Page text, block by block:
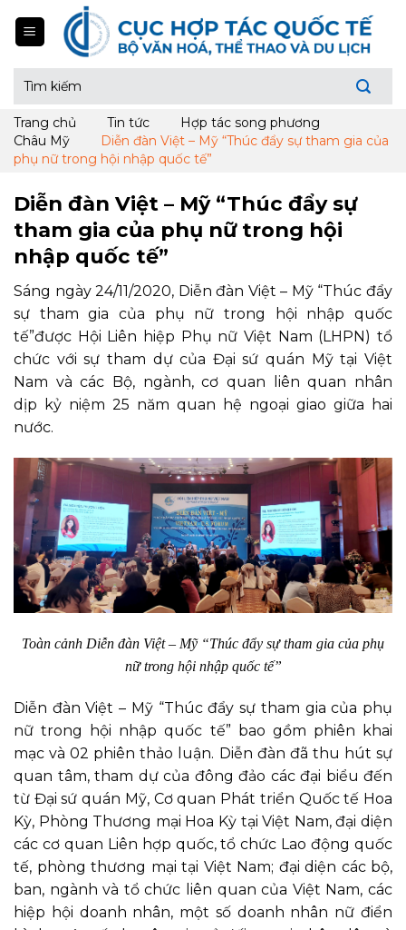
kiếm:
Trang chủ Tin tức
Hợp tác song phương
Châu Mỹ
Diễn đàn Việt – Mỹ “Thúc đẩy sự tham gia của
phụ nữ trong hội nhập quốc tế”
Diễn đàn Việt – Mỹ “Thúc đẩy sự
tham gia của phụ nữ trong hội
nhập quốc tế”
Sáng ngày 24/11/2020, Diễn đàn Việt – Mỹ “Thúc đẩy
sự tham gia của phụ nữ trong hội nhập quốc
tế”được Hội Liên hiệp Phụ nữ Việt Nam (LHPN) tổ
chức với sự tham dự của Đại sứ quán Mỹ tại Việt
Nam và các Bộ, ngành, cơ quan liên quan nhân
dịp kỷ niệm 25 năm quan hệ ngoại giao giữa hai
nước.
Toàn cảnh Diễn đàn Việt – Mỹ “Thúc đẩy sự tham gia của phụ
nữ trong hội nhập quốc tế”
Diễn đàn Việt – Mỹ “Thúc đẩy sự tham gia của phụ
nữ trong hội nhập quốc tế” bao gồm phiên khai
mạc và 02 phiên thảo luận. Diễn đàn đã thu hút sự
quan tâm, tham dự của đông đảo các đại biểu đến
từ Đại sứ quán Mỹ, Cơ quan Phát triển Quốc tế Hoa
Kỳ, Phòng Thương mại Hoa Kỳ tại Việt Nam, đại diện
các cơ quan Liên hợp quốc, tổ chức Lao động quốc
tế, phòng thương mại tại Việt Nam; đại diện các bộ,
ban, ngành và tổ chức liên quan của Việt Nam, các
hiệp hội doanh nhân, một số doanh nhân nữ điển